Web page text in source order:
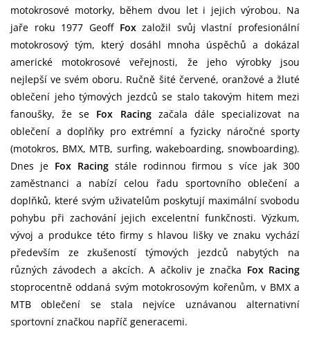
motokrosové motorky, během dvou let i jejich výrobou. Na
jaře roku 1977 Geoff Foxzaložil svůj vlastní profesionální
motokrosový tým, který dosáhl mnoha úspěchů a dokázal
americké motokrosové veřejnosti, že jeho výrobky jsou
nejlepší ve svém oboru. Ručně šité červené, oranžové a žluté
oblečení jeho týmových jezdců se stalo takovým hitem mezi
fanoušky, že se Fox Racingzačala dále specializovat na
oblečení a doplňky pro extrémní a fyzicky náročné sporty
(motokros, BMX, MTB, surfing, wakeboarding, snowboarding).
Dnes je Fox Racingstále rodinnou firmou s více jak 300
zaměstnanci a nabízí celou řadu sportovního oblečení a
doplňků, které svým uživatelům poskytují maximální svobodu
pohybu při zachování jejich excelentní funkčnosti. Výzkum,
vývoj a produkce této firmy s hlavou lišky ve znaku vychází
především ze zkušeností týmových jezdců nabytých na
různých závodech a akcích. A ačkoliv je značka Fox Racing
stoprocentně oddaná svým motokrosovým kořenům, v BMX a
MTB oblečení se stala nejvíce uznávanou alternativní
sportovní značkou napříč generacemi.